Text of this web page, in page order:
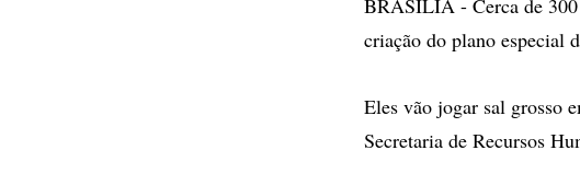
BRASÍLIA - Cerca de
criação do plano especial
Eles vão jogar sal grosso
Secretaria de Recursos